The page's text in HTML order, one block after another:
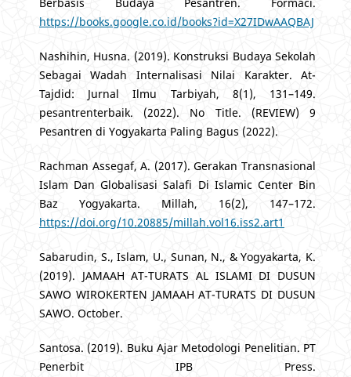
https://books.google.co.id/books?id=X27IDwAAQBAJ
Nashihin, Husna. (2019). Konstruksi Budaya Sekolah
Sebagai Wadah Internalisasi Nilai Karakter. At-
Tajdid: Jurnal Ilmu Tarbiyah, 8(1), 131–149.
pesantrenterbaik. (2022). No Title. (REVIEW) 9
Pesantren di Yogyakarta Paling Bagus (2022).
Rachman Assegaf, A. (2017). Gerakan Transnasional
Islam Dan Globalisasi Salafi Di Islamic Center Bin
Baz Yogyakarta. Millah, 16(2), 147–172.
https://doi.org/10.20885/millah.vol16.iss2.art1
Sabarudin, S., Islam, U., Sunan, N., & Yogyakarta, K.
(2019). JAMAAH AT-TURATS AL ISLAMI DI DUSUN
SAWO WIROKERTEN JAMAAH AT-TURATS DI DUSUN
SAWO. October.
Santosa. (2019). Buku Ajar Metodologi Penelitian. PT
Penerbit IPB Press.